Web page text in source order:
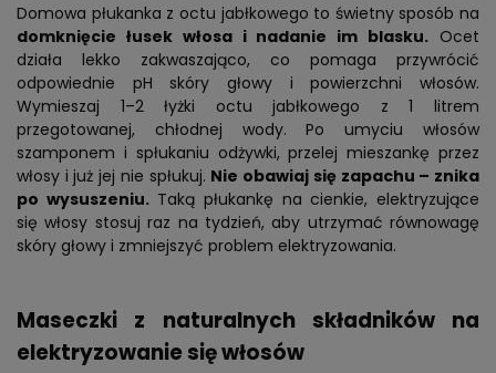
Domowa płukanka z octu jabłkowego to świetny sposób na
domknięcie łusek włosa i nadanie im blasku. Ocet
działa lekko zakwaszająco, co pomaga przywrócić
odpowiednie pH skóry głowy i powierzchni włosów.
Wymieszaj 1–2 łyżki octu jabłkowego z 1 litrem
przegotowanej, chłodnej wody. Po umyciu włosów
szamponem i spłukaniu odżywki, przelej mieszankę przez
włosy i już jej nie spłukuj. Nie obawiaj się zapachu – znika
po wysuszeniu.Taką płukankę na cienkie, elektryzujące
się włosy stosuj raz na tydzień, aby utrzymać równowagę
skóry głowy i zmniejszyć problem elektryzowania.
Maseczki z naturalnych składników na
elektryzowanie się włosów